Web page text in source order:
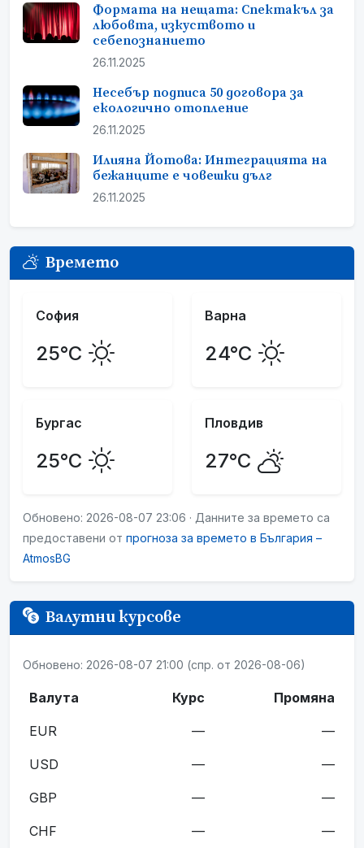
Формата на нещата: Спектакъл за
любовта, изкуството и
себепознанието
26.11.2025
Несебър подписа 50 договора за
екологично отопление
26.11.2025
Илияна Йотова: Интеграцията на
бежанците е човешки дълг
26.11.2025
Времето
София
25°C
Варна
24°C
Бургас
25°C
Пловдив
27°C
Обновено: 2026-08-07 23:06 · Данните за времето са
предоставени от прогноза за времето в България –
AtmosBG
Валутни курсове
Валута Курс Промяна
EUR — —
USD — —
GBP — —
CHF — —
Обновено: 2026-08-07 21:00 (спр. от 2026-08-06)